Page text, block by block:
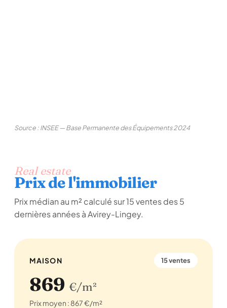
Source : INSEE — Base Permanente des Équipements 2024
Real estate
Prix de l'immobilier
Prix médian au m² calculé sur 15 ventes des 5
dernières années à Avirey-Lingey.
MAISON 15 ventes
869 €/m²
Prix moyen : 867 €/m²